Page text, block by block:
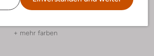
Sneaker Low
+ mehr farben